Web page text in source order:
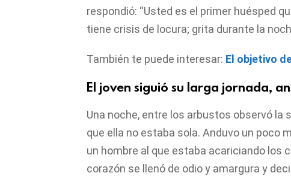
respondió: “Usted es el primer huésped
tiene crisis de locura; grita durante la
También te puede interesar: El objetivo
El joven siguió su larga jornada,
Una noche, entre los arbustos observó la
que ella no estaba sola. Anduvo un poco
un hombre al que estaba acariciando los
corazón se llenó de odio y amargura y